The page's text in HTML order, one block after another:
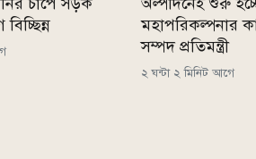
মহাপরিকল্পনার
সম্পদ প্রতিমন্ত্রী
২ ঘন্টা ২ মিনিট আগে